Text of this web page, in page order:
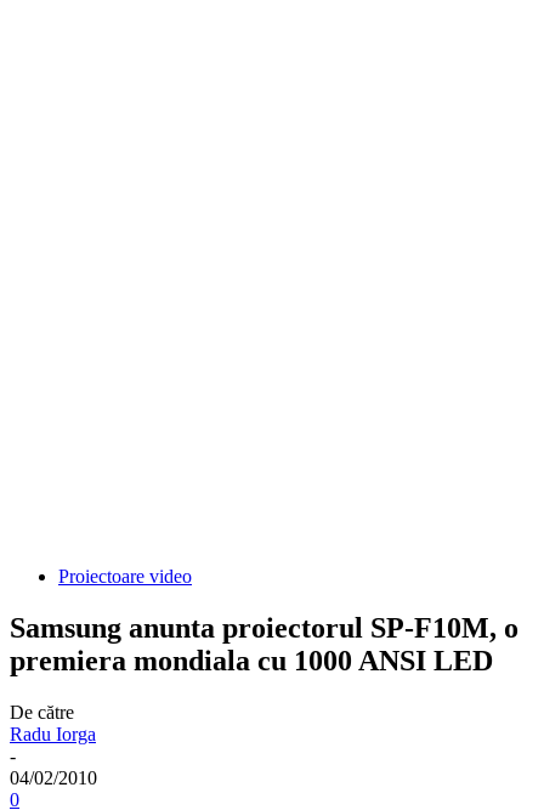
Proiectoare video
Samsung anunta proiectorul SP-F10M, o
premiera mondiala cu 1000 ANSI LED
De către
Radu Iorga
-
04/02/2010
0